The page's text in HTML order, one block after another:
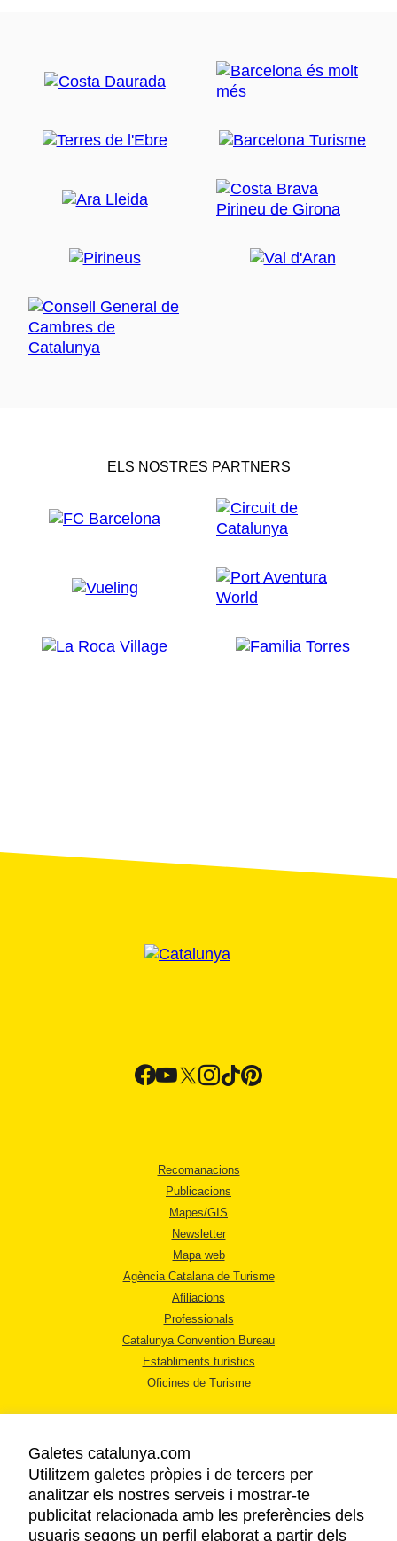
ELS NOSTRES PARTNERS
Recomanacions
Publicacions
Mapes/GIS
Newsletter
Mapa web
Agència Catalana de Turisme
Afiliacions
Professionals
Catalunya Convention Bureau
Establiments turístics
Oficines de Turisme
AVÍS LEGAL
POLÍTICA DE PRIVACITAT
Galetes catalunya.com
Utilitzem galetes pròpies i de tercers per
analitzar els nostres serveis i mostrar-te
publicitat relacionada amb les preferències dels
usuaris segons un perfil elaborat a partir dels